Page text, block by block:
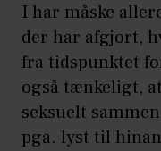
I har måske
der har afgjort,
fra tidspunktet
også tænkeligt,
seksuelt
pga. lyst til